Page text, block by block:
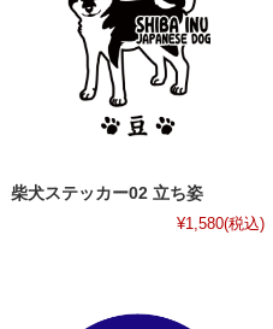
柴犬ステッカー02 立ち姿
¥1,580(税込)